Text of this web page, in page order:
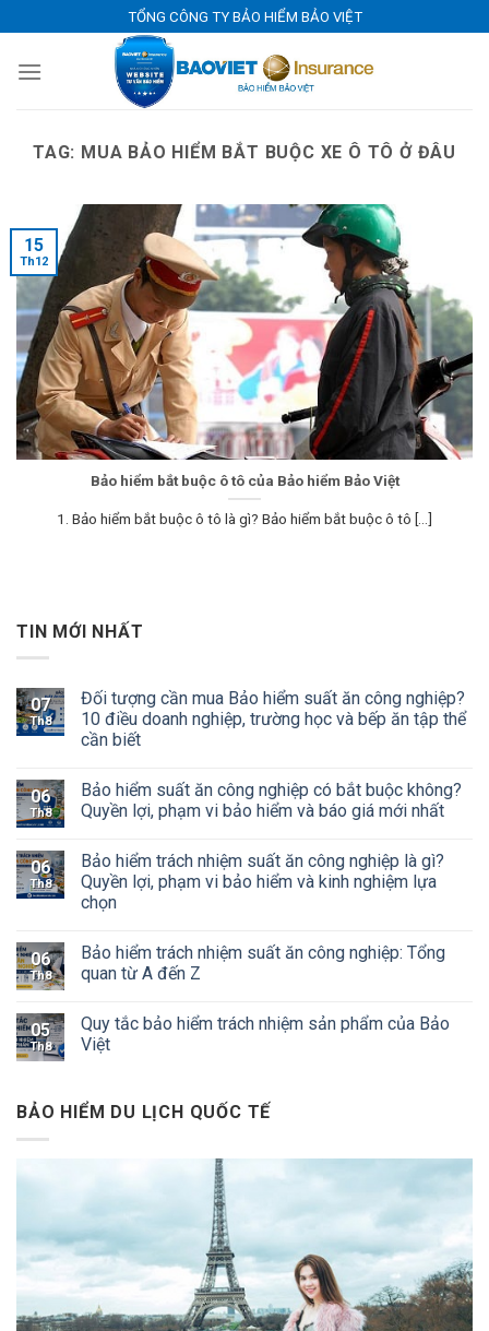
to
content
TỔNG CÔNG TY BẢO HIỂM BẢO VIỆT
TAG: MUA BẢO HIỂM BẮT BUỘC XE Ô TÔ Ở ĐÂU
Bảo hiểm bắt buộc ô tô của Bảo hiểm Bảo Việt
1. Bảo hiểm bắt buộc ô tô là gì? Bảo hiểm bắt buộc ô tô [...]
15
Th12
TIN MỚI NHẤT
07
Th8
Đối tượng cần mua Bảo hiểm suất ăn công nghiệp?
10 điều doanh nghiệp, trường học và bếp ăn tập thể
cần biết
06
Th8
Bảo hiểm suất ăn công nghiệp có bắt buộc không?
Quyền lợi, phạm vi bảo hiểm và báo giá mới nhất
06
Th8
Bảo hiểm trách nhiệm suất ăn công nghiệp là gì?
Quyền lợi, phạm vi bảo hiểm và kinh nghiệm lựa
chọn
06
Th8
Bảo hiểm trách nhiệm suất ăn công nghiệp: Tổng
quan từ A đến Z
05
Th8
Quy tắc bảo hiểm trách nhiệm sản phẩm của Bảo
Việt
BẢO HIỂM DU LỊCH QUỐC TẾ